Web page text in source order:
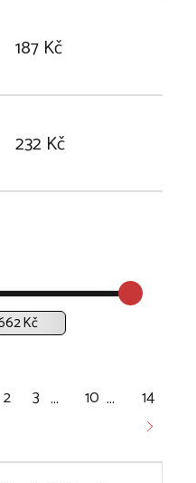
187 Kč
232 Kč
Kč
2 3 … 10 … 14